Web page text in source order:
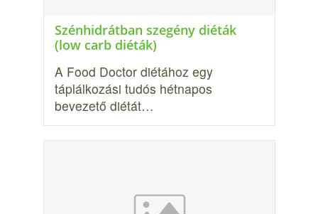
Szénhidrátban szegény diéták
(low carb diéták)
A Food Doctor diétához egy
táplálkozási tudós hétna­pos
bevezető diétát…